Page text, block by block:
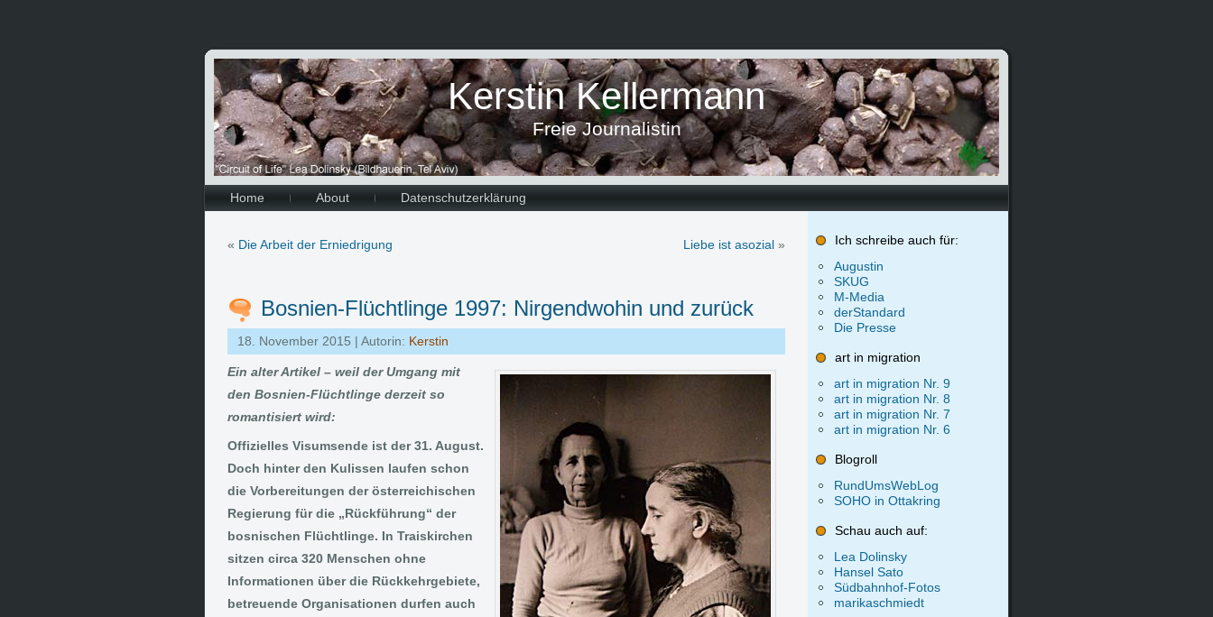
Kerstin Kellermann
Freie Journalistin
Home About Datenschutzerklärung
« Die Arbeit der Erniedrigung Liebe ist asozial »
Bosnien-Flüchtlinge 1997: Nirgendwohin und zurück
18. November 2015 | Autorin: Kerstin
Ein alter Artikel – weil der Umgang mit
den Bosnien-Flüchtlinge derzeit so
romantisiert wird:
Offizielles Visumsende ist der 31. August.
Doch hinter den Kulissen laufen schon
die Vorbereitungen der österreichischen
Regierung für die „Rückführung“ der
bosnischen Flüchtlinge. In Traiskirchen
sitzen circa 320 Menschen ohne
Informationen über die Rückkehrgebiete,
betreuende Organisationen durfen auch
Ich schreibe auch für:
Augustin
SKUG
M-Media
derStandard
Die Presse
art in migration
art in migration Nr. 9
art in migration Nr. 8
art in migration Nr. 7
art in migration Nr. 6
Blogroll
RundUmsWebLog
SOHO in Ottakring
Schau auch auf:
Lea Dolinsky
Hansel Sato
Südbahnhof-Fotos
marikaschmiedt